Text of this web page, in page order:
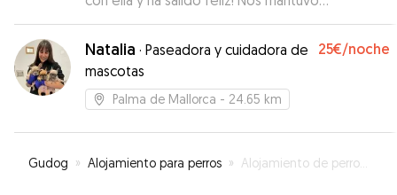
informados durante todo el día de los paseos y
de si todo iba bien, con fotitos y mensajes
tranquilizadores! Lua querrá repetir seguro!”
Natalia · Paseadora y cuidadora de
mascotas
25€/noche
Palma de Mallorca - 24.65 km
Gudog » Alojamiento para perros » Alojamiento de perros en Inca